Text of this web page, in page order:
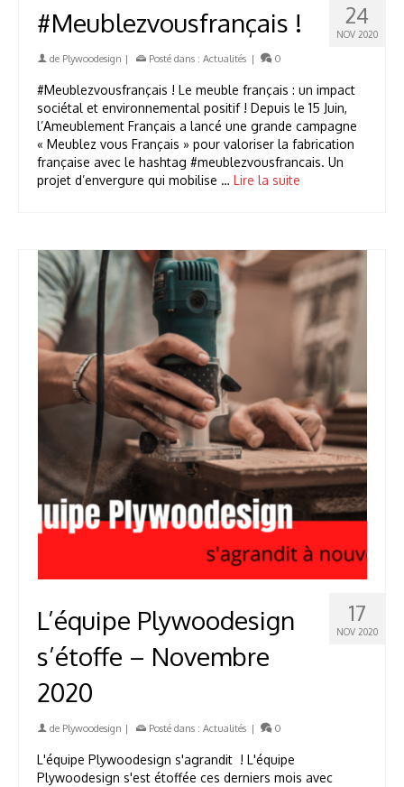
24
NOV 2020
#Meublezvousfrançais !
de Plywoodesign | Posté dans : Actualités | 0
#Meublezvousfrançais ! Le meuble français : un impact
sociétal et environnemental positif ! Depuis le 15 Juin,
l’Ameublement Français a lancé une grande campagne
« Meublez vous Français » pour valoriser la fabrication
française avec le hashtag #meublezvousfrancais. Un
projet d’envergure qui mobilise … Lire la suite
17
NOV 2020
L’équipe Plywoodesign
s’étoffe – Novembre
2020
de Plywoodesign | Posté dans : Actualités | 0
L'équipe Plywoodesign s'agrandit ! L'équipe
Plywoodesign s'est étoffée ces derniers mois avec